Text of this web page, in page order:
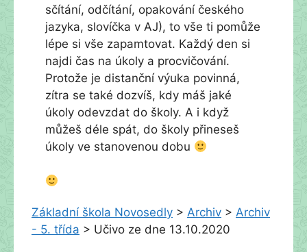
sčítání, odčítání, opakování českého
jazyka, slovíčka v AJ), to vše ti pomůže
lépe si vše zapamtovat. Každý den si
najdi čas na úkoly a procvičování.
Protože je distanční výuka povinná,
zítra se také dozvíš, kdy máš jaké
úkoly odevzdat do školy. A i když
můžeš déle spát, do školy přineseš
úkoly ve stanovenou dobu
Základní škola Novosedly > Archiv > Archiv
- 5. třída > Učivo ze dne 13.10.2020